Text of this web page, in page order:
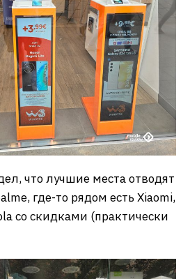
что лучшие места отводят
где-то рядом есть Xiaomi,
со скидками (практически